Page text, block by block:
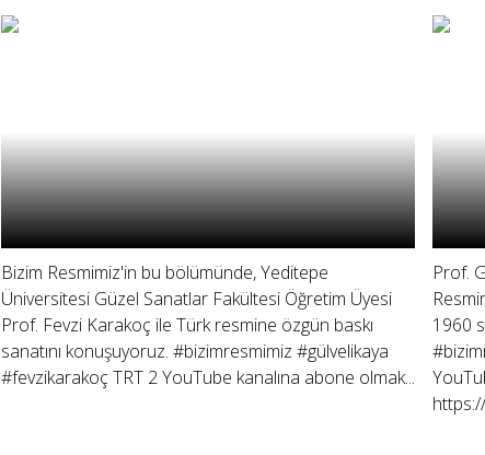
Bizim Resmimiz'in bu bölümünde, Yeditepe
Üniversitesi Güzel Sanatlar Fakültesi Öğretim Üyesi
Prof. Fevzi Karakoç ile Türk resmine özgün baskı
sanatını konuşuyoruz. #bizimresmimiz #gülvelikaya
#fevzikarakoç TRT 2 YouTube kanalına abone olmak...
Prof.
1960